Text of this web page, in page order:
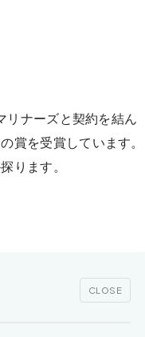
リナーズと契約を結ん
賞を受賞しています。
ります。
CLOSE